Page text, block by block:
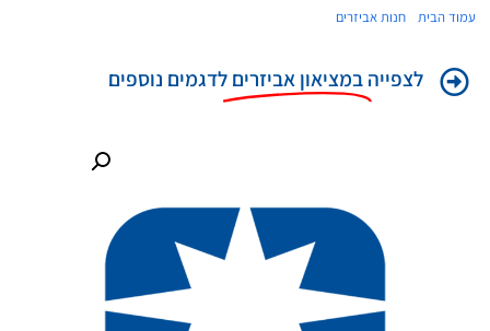
עמוד הבית /חנות אביזרים
לצפייהבמציאון אביזרים לדגמים נוספים